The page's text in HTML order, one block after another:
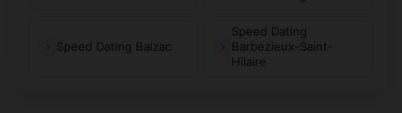
Speed Dating Balzac
Speed Dating
Barbezieux-Saint-
Hilaire